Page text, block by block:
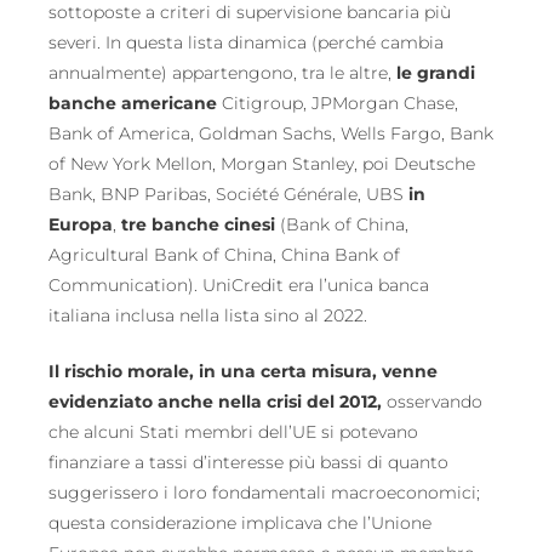
sottoposte a criteri di supervisione bancaria più
severi. In questa lista dinamica (perché cambia
annualmente) appartengono, tra le altre, le grandi
banche americaneCitigroup, JPMorgan Chase,
Bank of America, Goldman Sachs, Wells Fargo, Bank
of New York Mellon, Morgan Stanley, poi Deutsche
Bank, BNP Paribas, Société Générale, UBSin
Europa,tre banche cinesi (Bank of China,
Agricultural Bank of China, China Bank of
Communication). UniCredit era l’unica banca
italiana inclusa nella lista sino al 2022.
Il rischio morale, in una certa misura, venne
evidenziato anche nella crisi del 2012, osservando
che alcuni Stati membri dell’UE si potevano
finanziare a tassi d’interesse più bassi di quanto
suggerissero i loro fondamentali macroeconomici;
questa considerazione implicava che l’Unione